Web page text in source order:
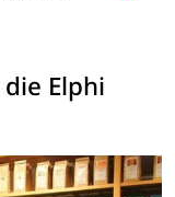
die Elphi